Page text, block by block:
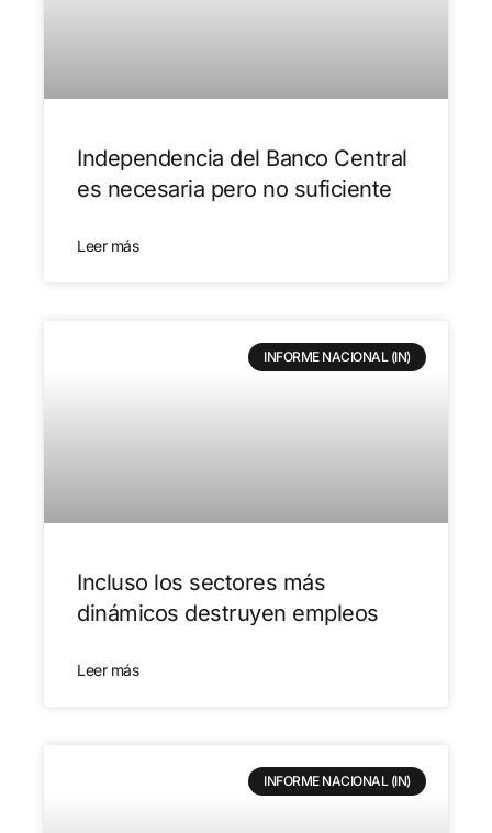
Independencia del Banco Central
es necesaria pero no suficiente
Leer más
INFORME NACIONAL (IN)
Incluso los sectores más
dinámicos destruyen empleos
Leer más
INFORME NACIONAL (IN)